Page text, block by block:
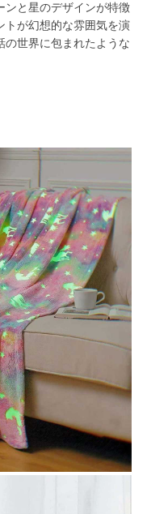
ンと星のデザインが特徴
トが幻想的な雰囲気を演
の世界に包まれたような